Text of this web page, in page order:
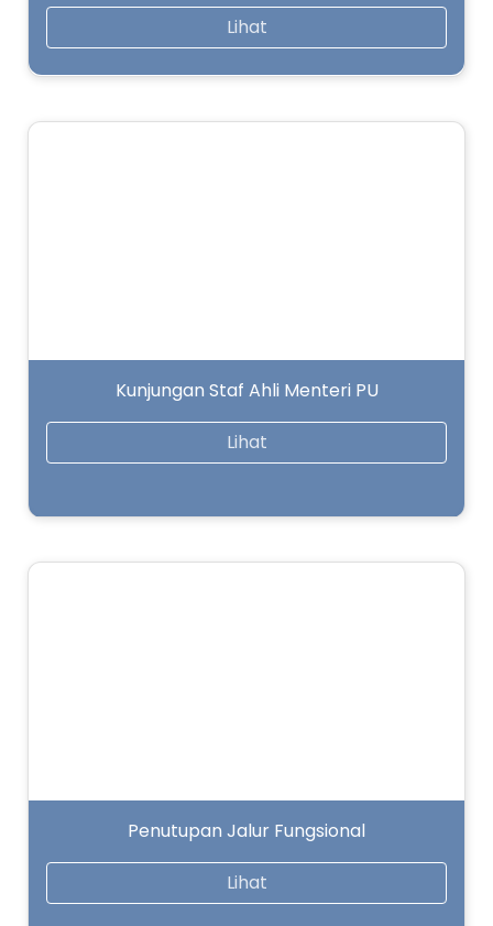
Lihat
Kunjungan Staf Ahli Menteri PU
Lihat
Penutupan Jalur Fungsional
Lihat